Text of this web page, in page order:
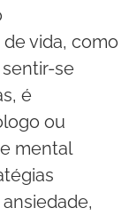
vida, como
se
é
ou
mental